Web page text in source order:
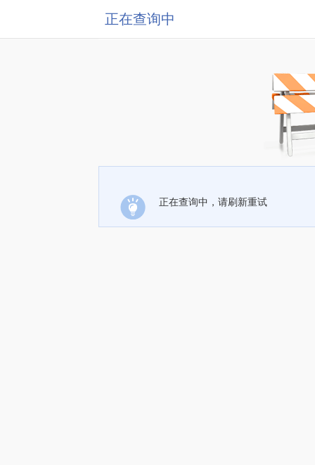
正在查询中
正在查询中，请刷新重试